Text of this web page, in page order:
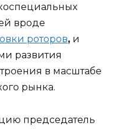
вроде
роторов, и
развития
в масштабе
рынка.
председатель